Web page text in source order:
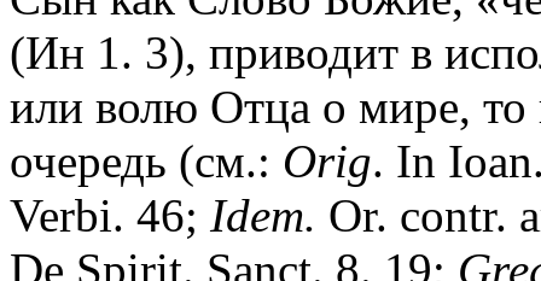
(Ин 1. 3), приводит в
или волю Отца о мире,
очередь (см.: Orig. In
Verbi. 46; Idem. Or. contr.
De Spirit. Sanct. 8. 19;